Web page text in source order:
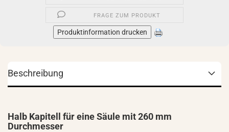
FRAGE ZUM PRODUKT
Produktinformation drucken
Beschreibung
Halb Kapitell für eine Säule mit 260 mm
Durchmesser